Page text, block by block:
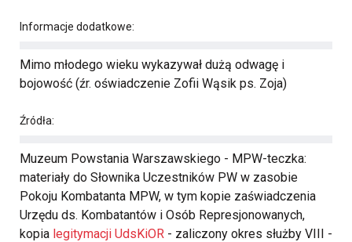
Informacje dodatkowe:
Mimo młodego wieku wykazywał dużą odwagę i
bojowość (źr. oświadczenie Zofii Wąsik ps. Zoja)
Źródła:
Muzeum Powstania Warszawskiego - MPW-teczka:
materiały do Słownika Uczestników PW w zasobie
Pokoju Kombatanta MPW, w tym kopie zaświadczenia
Urzędu ds. Kombatantów i Osób Represjonowanych,
kopia legitymacji UdsKiOR - zaliczony okres służby VIII -